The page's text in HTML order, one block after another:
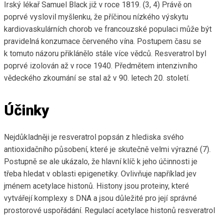
Irský lékař Samuel Black již v roce 1819. (3, 4) Právě on
poprvé vyslovil myšlenku, že příčinou nízkého výskytu
kardiovaskulárních chorob ve francouzské populaci může být
pravidelná konzumace červeného vína. Postupem času se
k tomuto názoru přiklánělo stále více vědců. Resveratrol byl
poprvé izolován až v roce 1940. Předmětem intenzivního
vědeckého zkoumání se stal až v 90. letech 20. století.
Účinky
Nejdůkladněji je resveratrol popsán z hlediska svého
antioxidačního působení, které je skutečně velmi výrazné (7).
Postupně se ale ukázalo, že hlavní klíč k jeho účinnosti je
třeba hledat v oblasti epigenetiky. Ovlivňuje například jev
jménem acetylace histonů. Histony jsou proteiny, které
vytvářejí komplexy s DNA a jsou důležité pro její správné
prostorové uspořádání. Regulací acetylace histonů resveratrol